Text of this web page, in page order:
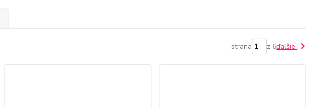
strana z 6ďalšie